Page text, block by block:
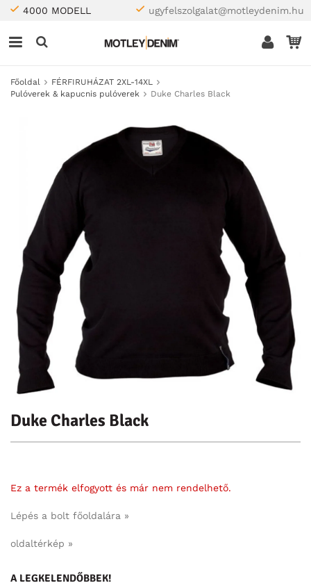
4000 MODELL ugyfelszolgalat@motleydenim.hu
Főoldal
FÉRFIRUHÁZAT 2XL-14XL
Pulóverek & kapucnis pulóverek
Duke Charles Black
Duke Charles Black
Ez a termék elfogyott és már nem rendelhető.
Lépés a bolt főoldalára »
oldaltérkép »
A LEGKELENDŐBBEK!